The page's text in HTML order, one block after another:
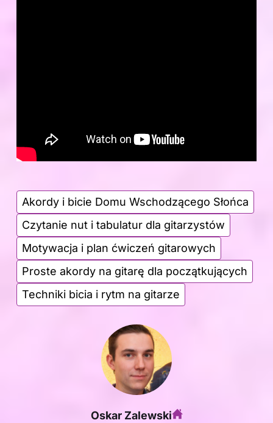
Akordy i bicie Domu Wschodzącego Słońca
Czytanie nut i tabulatur dla gitarzystów
Motywacja i plan ćwiczeń gitarowych
Proste akordy na gitarę dla początkujących
Techniki bicia i rytm na gitarze
Oskar Zalewski